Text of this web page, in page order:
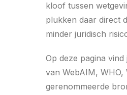
kloof tussen
plukken daar direct
minder juridisch
Op deze pagina vind
van WebAIM,
gerenommeerde